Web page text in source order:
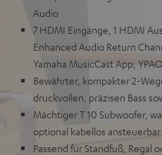
Audio
7 HDMI Eingänge, 1 HDMI
Enhanced Audio Return
Yamaha MusicCast App,
Bewährter, kompakter 2-
druckvollen, präzisen Bass
Mächtiger T 10 Subwoofer,
optional kabellos ansteuerbar
Passend für Standfuß, Regal